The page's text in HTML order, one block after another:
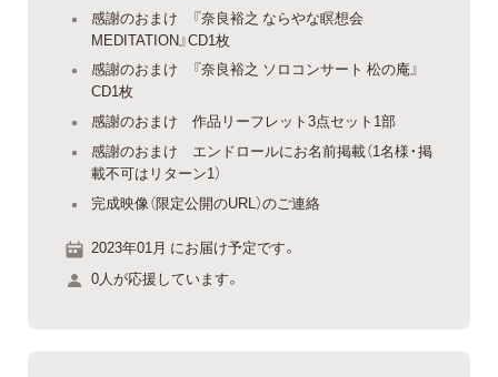
感謝のおまけ 『奈良裕之 ならやな瞑想会
MEDITATION』CD1枚
感謝のおまけ 『奈良裕之 ソロコンサート 松の庵』
CD1枚
感謝のおまけ 作品リーフレット3点セット1部
感謝のおまけ エンドロールにお名前掲載（1名様・掲
載不可はリターン1）
完成映像（限定公開のURL）のご連絡
2023年01月 にお届け予定です。
0人が応援しています。